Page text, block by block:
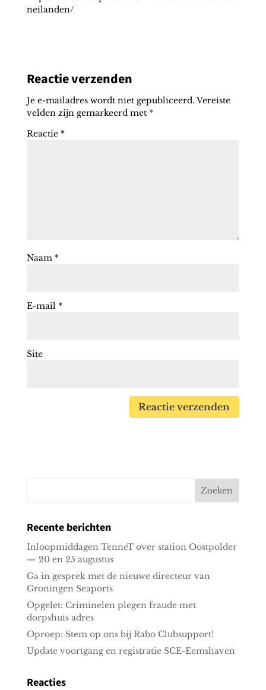
neilanden/
Reactie verzenden
Je e-mailadres wordt niet gepubliceerd. Vereiste
velden zijn gemarkeerd met *
Reactie *
Naam *
E-mail *
Site
Recente berichten
Inloopmiddagen TenneT over station Oostpolder
— 20 en 25 augustus
Ga in gesprek met de nieuwe directeur van
Groningen Seaports
Opgelet: Criminelen plegen fraude met
dorpshuis adres
Oproep: Stem op ons bij Rabo Clubsupport!
Update voortgang en registratie SCE-Eemshaven
Reacties